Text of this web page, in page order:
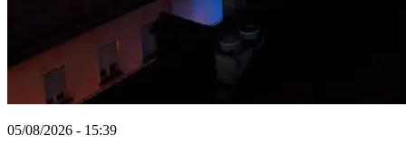
05/08/2026 - 15:39